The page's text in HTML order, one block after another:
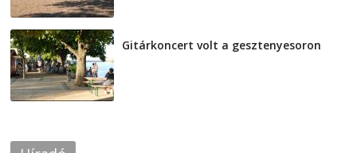
Gitárkoncert volt a gesztenyesoron